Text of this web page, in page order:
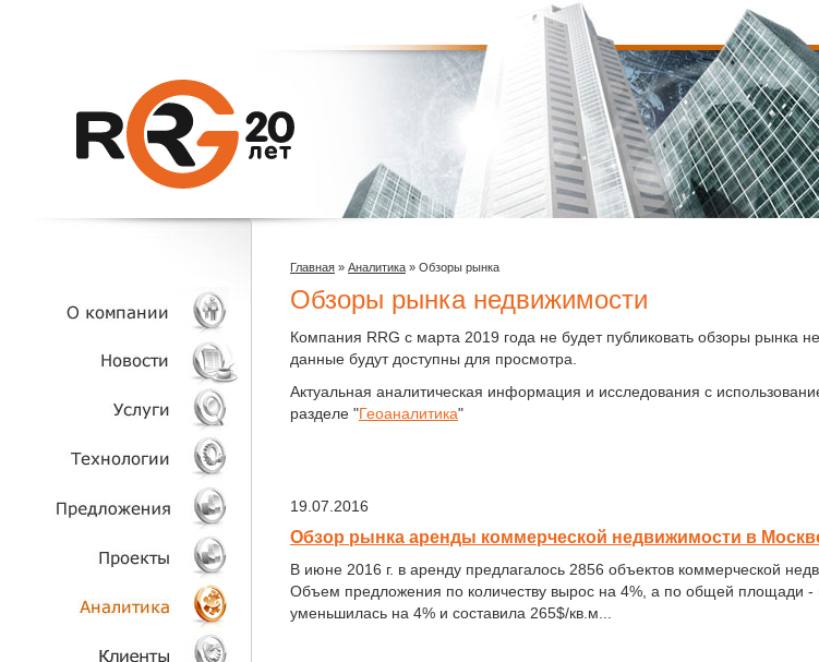
О КОМПАНИИ
НОВОСТИ
УСЛУГИ
ТЕХНОЛОГИИ
ОБЪЕКТЫ
ПРОЕКТЫ
Главная » Аналитика » Обзоры рынка
Обзоры рынка недвижимости
Компания RRG с марта 2019 года не будет публиковать обзоры рынка
данные будут доступны для просмотра.
Актуальная аналитическая информация и исследования с
разделе "Геоаналитика"
19.07.2016
Обзор рынка аренды коммерческой недвижимости в
В июне 2016 г. в аренду предлагалось 2856 объектов коммерческой
Объем предложения по количеству вырос на 4%, а по общей площади -
уменьшилась на 4% и составила 265$/кв.м...